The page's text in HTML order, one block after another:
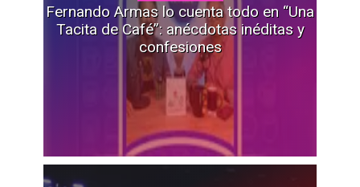
Fernando Armas lo cuenta todo en “Una
Tacita de Café”: anécdotas inéditas y
confesiones